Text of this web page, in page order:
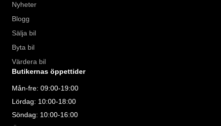
Nyheter
Blogg
Sälja bil
Byta bil
Värdera bil
Butikernas öppettider
Mån-fre: 09:00-19:00
Lördag: 10:00-18:00
Söndag: 10:00-16:00